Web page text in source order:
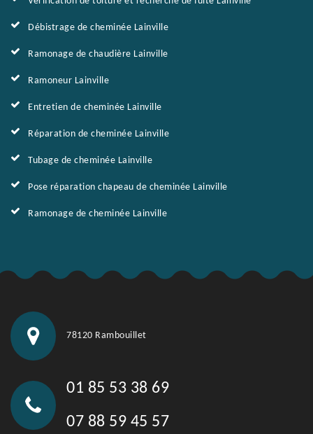
Débistrage de cheminée Lainville
Ramonage de chaudière Lainville
Ramoneur Lainville
Entretien de cheminée Lainville
Réparation de cheminée Lainville
Tubage de cheminée Lainville
Pose réparation chapeau de cheminée Lainville
Ramonage de cheminée Lainville
78120 Rambouillet
01 85 53 38 69
07 88 59 45 57